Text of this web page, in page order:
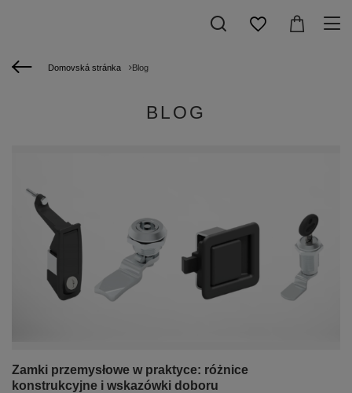
Domovská stránka Blog
BLOG
Zamki przemysłowe w praktyce: różnice
konstrukcyjne i wskazówki doboru